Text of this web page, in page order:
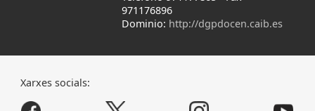
971176896
Dominio: http://dgpdocen.caib.es
Xarxes socials: